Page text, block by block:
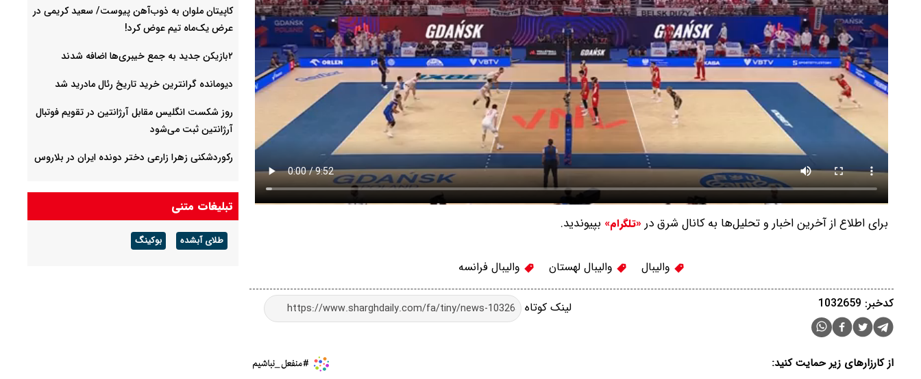
برای اطلاع از آخرین اخبار و تحلیل‌ها به کانال شرق در «تلگرام» بپیوندید.
والیبال والیبال لهستان والیبال فرانسه
لینک کوتاه کدخبر: 1032659
از کارزارهای زیر حمایت کنید:
کاپیتان ملوان به ذوب‌آهن پیوست/ سعید کریمی در
عرض یک‌ماه تیم عوض کرد!
۲بازیکن جدید به جمع خیبری‌ها اضافه شدند
دیومانده گرانترین خرید تاریخ رئال مادرید شد
روز شکست انگلیس مقابل آرژانتین در تقویم فوتبال
آرژانتین ثبت می‌شود
رکوردشکنی زهرا زارعی دختر دونده ایران در بلاروس
تبلیغات متنی
طلای آبشده بوکینگ